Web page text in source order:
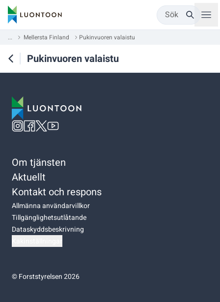
Sök
... Mellersta Finland Pukinvuoren valaistu
Pukinvuoren valaistu
Om tjänsten
Aktuellt
Kontakt och respons
Allmänna användarvillkor
Tillgänglighetsutlåtande
Dataskyddsbeskrivning
©Forststyrelsen 2026